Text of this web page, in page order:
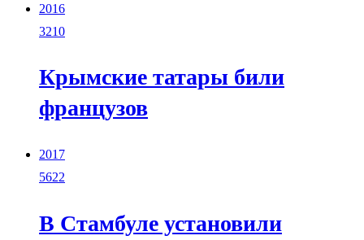
2016
3210
Крымские татары били
французов
2017
5622
В Стамбуле установили